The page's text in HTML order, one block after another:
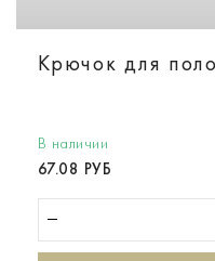
Крючок для
В наличии
67.08 РУБ